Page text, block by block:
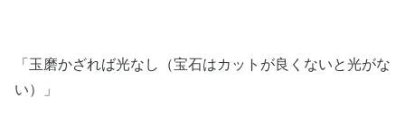
「玉磨かざれば光なし（宝石はカットが良くないと光がな
い）」